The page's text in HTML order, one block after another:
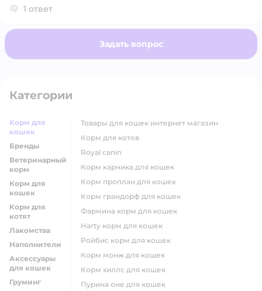
1 ответ
Задать вопрос
Категории
Корм для
кошек
Бренды
Ветеринарный
корм
Корм для
кошек
Корм для
котят
Лакомства
Наполнители
Аксессуары
для кошек
Груминг
товары для кошек интернет магазин
корм для котов
royal canin
корм карника для кошек
корм проплан для кошек
корм грандорф для кошек
фармина корм для кошек
harty корм для кошек
ройбис корм для кошек
корм монж для кошек
корм хиллс для кошек
пурина оне для кошек